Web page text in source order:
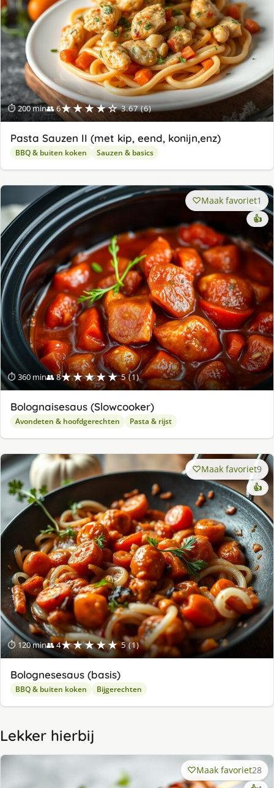
⏱ 200 min👥 6★★★★☆ 3.67 (6)
Pasta Sauzen II (met kip, eend, konijn,enz)
BBQ & buiten koken Sauzen & basics
⏱ 360 min👥 8★★★★★ 5 (1)
Maak favoriet1
👍
Bolognaisesaus (Slowcooker)
Avondeten & hoofdgerechten Pasta & rijst
⏱ 120 min👥 4★★★★★ 5 (1)
Maak favoriet9
👍
Bolognesesaus (basis)
BBQ & buiten koken Bijgerechten
Lekker hierbij
Maak favoriet28